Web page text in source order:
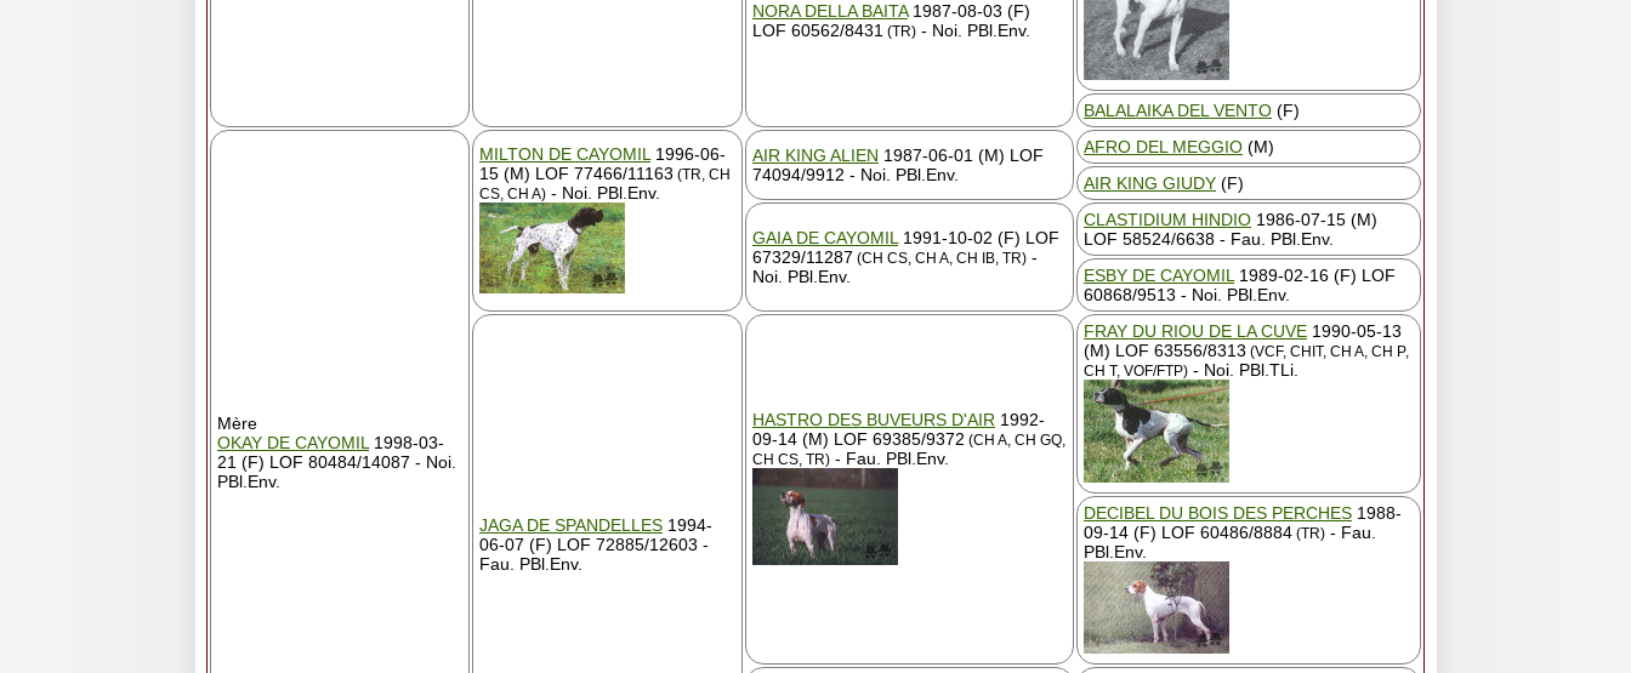
NORA DELLA BAITA1987-08-03 (F)
LOF 60562/8431 (TR) - Noi. PBl.Env.
BALALAIKA DEL VENTO (F)
Mère
OKAY DE CAYOMIL 1998-03-
21 (F) LOF 80484/14087 - Noi.
PBl.Env.
MILTON DE CAYOMIL 1996-06-
15 (M) LOF 77466/11163 (TR, CH
CS, CH A) - Noi. PBl.Env.
AIR KING ALIEN 1987-06-01 (M) LOF
74094/9912 - Noi. PBl.Env.
AFRO DEL MEGGIO (M)
AIR KING GIUDY (F)
GAIA DE CAYOMIL 1991-10-02 (F) LOF
67329/11287 (CH CS, CH A, CH IB, TR) -
Noi. PBl.Env.
CLASTIDIUM HINDIO 1986-07-15 (M)
LOF 58524/6638 - Fau. PBl.Env.
ESBY DE CAYOMIL 1989-02-16 (F) LOF
60868/9513 - Noi. PBl.Env.
JAGA DE SPANDELLES 1994-
06-07 (F) LOF 72885/12603 -
Fau. PBl.Env.
HASTRO DES BUVEURS D'AIR 1992-
09-14 (M) LOF 69385/9372 (CH A, CH GQ,
CH CS, TR) - Fau. PBl.Env.
FRAY DU RIOU DE LA CUVE 1990-05-13
(M) LOF 63556/8313 (VCF, CHIT, CH A, CH P,
CH T, VOF/FTP) - Noi. PBl.TLi.
DECIBEL DU BOIS DES PERCHES 1988-
09-14 (F) LOF 60486/8884 (TR) - Fau.
PBl.Env.